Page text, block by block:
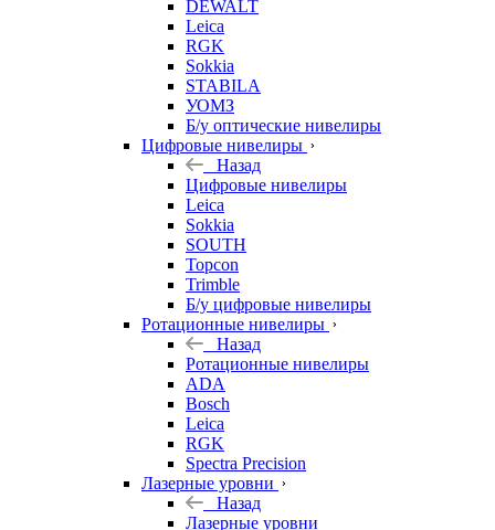
DEWALT
Leica
RGK
Sokkia
STABILA
УОМЗ
Б/у оптические нивелиры
Цифровые нивелиры
Назад
Цифровые нивелиры
Leica
Sokkia
SOUTH
Topcon
Trimble
Б/у цифровые нивелиры
Ротационные нивелиры
Назад
Ротационные нивелиры
ADA
Bosch
Leica
RGK
Spectra Precision
Лазерные уровни
Назад
Лазерные уровни